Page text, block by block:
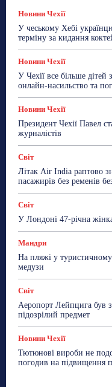
Новини Чехії
Робота
Новини Чехії
У чеському Хебі
терміну за кидання
Новини Чехії
У Чехії все більше дітей
онлайн-насильство та
Новини Чехії
Президент Чехії Павел
журналістів
Світ
Літак Air India раптово
пасажирів без ременів
Світ
У Лондоні 47-річна
Мандри
На пляжі у
медузи
Світ
Аеропорт Лейпцига був
підозрілий предмет
Новини Чехії
Тютюнові вироби не
погодив на підвищення